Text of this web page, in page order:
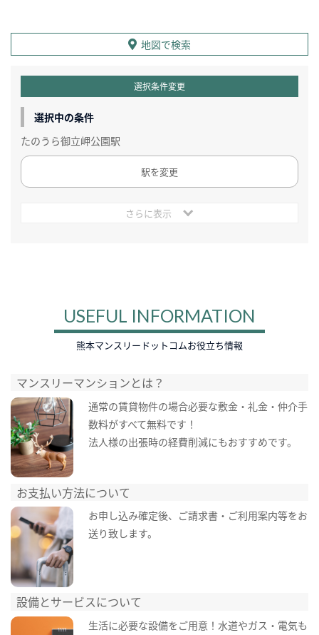
地図で検索
選択条件変更
選択中の条件
たのうら御立岬公園駅
駅を変更
さらに表示
USEFUL INFORMATION
熊本マンスリードットコムお役立ち情報
マンスリーマンションとは？
通常の賃貸物件の場合必要な敷金・礼金・仲介手
数料がすべて無料です！
法人様の出張時の経費削減にもおすすめです。
お支払い方法について
お申し込み確定後、ご請求書・ご利用案内等をお
送り致します。
設備とサービスについて
生活に必要な設備をご用意！水道やガス・電気も